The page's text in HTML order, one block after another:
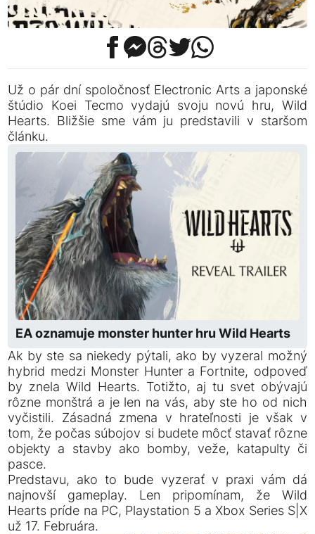
Už o pár dní spoločnosť Electronic Arts a japonské
štúdio Koei Tecmo vydajú svoju novú hru, Wild
Hearts. Bližšie sme vám ju predstavili v staršom
článku.
EA oznamuje monster hunter hru Wild Hearts
Ak by ste sa niekedy pýtali, ako by vyzeral možný
hybrid medzi Monster Hunter a Fortnite, odpoveď
by znela Wild Hearts. Totižto, aj tu svet obývajú
rôzne monštrá a je len na vás, aby ste ho od nich
vyčistili. Zásadná zmena v hrateľnosti je však v
tom, že počas súbojov si budete môcť stavať rôzne
objekty a stavby ako bomby, veže, katapulty či
pasce.
Predstavu, ako to bude vyzerať v praxi vám dá
najnovší gameplay. Len pripomínam, že Wild
Hearts príde na PC, Playstation 5 a Xbox Series S|X
už 17. Februára.